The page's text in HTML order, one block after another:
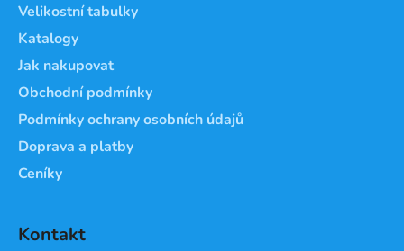
Velikostní tabulky
Katalogy
Jak nakupovat
Obchodní podmínky
Podmínky ochrany osobních údajů
Doprava a platby
Ceníky
Kontakt